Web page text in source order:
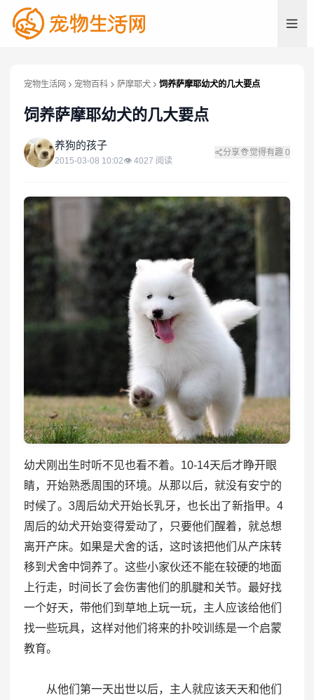
宠物生活网 宠物百科 萨摩耶犬 饲养萨摩耶幼犬的几大要点
饲养萨摩耶幼犬的几大要点
养 养狗的孩子
2015-03-08 10:02👁 4027 阅读
分享 觉得有趣 0
幼犬刚出生时听不见也看不着。10-14天后才睁开眼
睛，开始熟悉周围的环境。从那以后，就没有安宁的
时候了。3周后幼犬开始长乳牙，也长出了新指甲。4
周后的幼犬开始变得爱动了，只要他们醒着，就总想
离开产床。如果是犬舍的话，这时该把他们从产床转
移到犬舍中饲养了。这些小家伙还不能在较硬的地面
上行走，时间长了会伤害他们的肌腱和关节。最好找
一个好天，带他们到草地上玩一玩，主人应该给他们
找一些玩具，这样对他们将来的扑咬训练是一个启蒙
教育。
从他们第一天出世以后，主人就应该天天和他们